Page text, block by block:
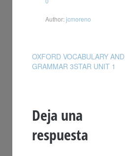
Author:jcmoreno
OXFORD VOCABULARY AND
GRAMMAR 3STAR UNIT 1
Deja una
respuesta